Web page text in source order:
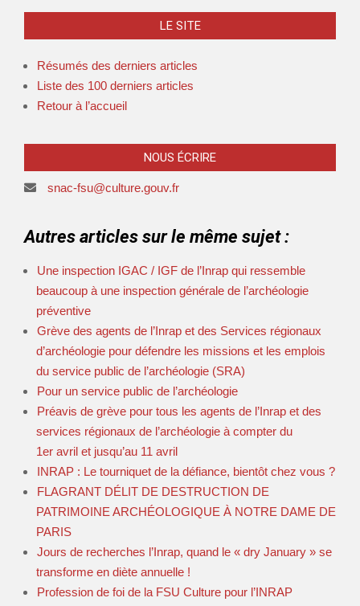
LE SITE
Résumés des derniers articles
Liste des 100 derniers articles
Retour à l’accueil
NOUS ÉCRIRE
snac-fsu@culture.gouv.fr
Autres articles sur le même sujet :
Une inspection IGAC / IGF de l’Inrap qui ressemble
beaucoup à une inspection générale de l’archéologie
préventive
Grève des agents de l’Inrap et des Services régionaux
d’archéologie pour défendre les missions et les emplois
du service public de l’archéologie (SRA)
Pour un service public de l’archéologie
Préavis de grève pour tous les agents de l’Inrap et des
services régionaux de l’archéologie à compter du
1er avril et jusqu’au 11 avril
INRAP : Le tourniquet de la défiance, bientôt chez vous ?
FLAGRANT DÉLIT DE DESTRUCTION DE
PATRIMOINE ARCHÉOLOGIQUE À NOTRE DAME DE
PARIS
Jours de recherches l’Inrap, quand le « dry January » se
transforme en diète annuelle !
Profession de foi de la FSU Culture pour l’INRAP